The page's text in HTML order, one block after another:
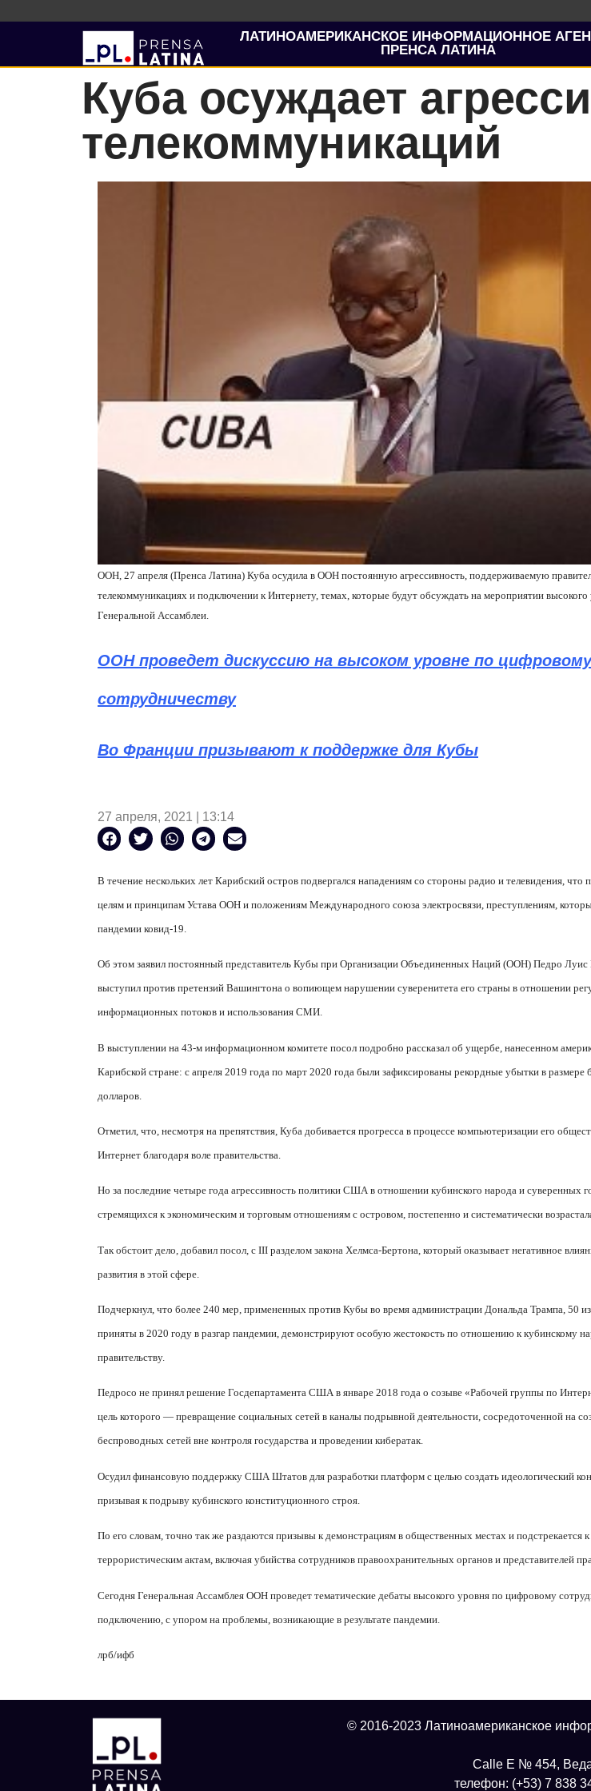
ЛАТИНОАМЕРИКАНСКОЕ ИНФОРМАЦИОННОЕ
ПРЕНСА ЛАТИНА
Куба осуждает
телекоммуникаций
ООН, 27 апреля (Пренса Латина) Куба осудила в ООН постоянную агрессивность, поддерживаемую
телекоммуникациях и подключении к Интернету, темах, которые будут обсуждать на мероприятии высокого
Генеральной Ассамблеи.
ООН проведет дискуссию на высоком уровне по цифровому
сотрудничеству
Во Франции призывают к поддержке для Кубы
27 апреля, 2021 | 13:14
В течение нескольких лет Карибский остров подвергался нападениям со стороны радио и телевидения, что
целям и принципам Устава ООН и положениям Международного союза электросвязи, преступлениям,
пандемии ковид-19.
Об этом заявил постоянный представитель Кубы при Организации Объединенных Наций (ООН) Педро
выступил против претензий Вашингтона о вопиющем нарушении суверенитета его страны в отношении
информационных потоков и использования СМИ.
В выступлении на 43-м информационном комитете посол подробно рассказал об ущербе, нанесенном
Карибской стране: с апреля 2019 года по март 2020 года были зафиксированы рекордные убытки в размере
долларов.
Отметил, что, несмотря на препятствия, Куба добивается прогресса в процессе компьютеризации его
Интернет благодаря воле правительства.
Но за последние четыре года агрессивность политики США в отношении кубинского народа и суверенных
стремящихся к экономическим и торговым отношениям с островом, постепенно и систематически
Так обстоит дело, добавил посол, с III разделом закона Хелмса-Бертона, который оказывает негативное
развития в этой сфере.
Подчеркнул, что более 240 мер, примененных против Кубы во время администрации Дональда Трампа, 50
приняты в 2020 году в разгар пандемии, демонстрируют особую жестокость по отношению к кубинскому
правительству.
Педросо не принял решение Госдепартамента США в январе 2018 года о созыве «Рабочей группы по
цель которого — превращение социальных сетей в каналы подрывной деятельности, сосредоточенной на
беспроводных сетей вне контроля государства и проведении кибератак.
Осудил финансовую поддержку США Штатов для разработки платформ с целью создать идеологический
призывая к подрыву кубинского конституционного строя.
По его словам, точно так же раздаются призывы к демонстрациям в общественных местах и подстрекается
террористическим актам, включая убийства сотрудников правоохранительных органов и представителей
Сегодня Генеральная Ассамблея ООН проведет тематические дебаты высокого уровня по цифровому
подключению, с упором на проблемы, возникающие в результате пандемии.
лрб/ифб
© 2016-2023 Латиноамериканское
Calle E № 454,
телефон: (+53) 7 838